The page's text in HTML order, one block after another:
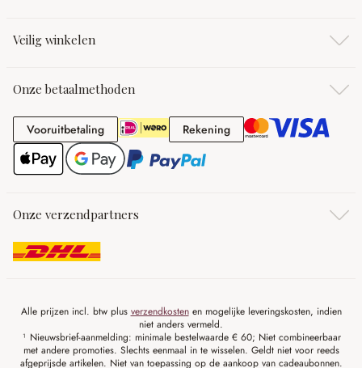
Veilig winkelen
Onze betaalmethoden
VooruitbetalingVooruitbetaling RekeningRekening
Onze verzendpartners
Alle prijzen incl. btw plus verzendkostenen mogelijke leveringskosten, indien
niet anders vermeld.
¹ Nieuwsbrief-aanmelding: minimale bestelwaarde € 60; Niet combineerbaar
met andere promoties. Slechts eenmaal in te wisselen. Geldt niet voor reeds
afgeprijsde artikelen. Niet van toepassing op de aankoop van cadeaubonnen.